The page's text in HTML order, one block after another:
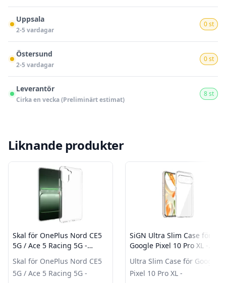
Uppsala
2-5 vardagar
0 st
Östersund
2-5 vardagar
0 st
Leverantör
Cirka en vecka (Preliminärt estimat)
8 st
Liknande produkter
Skal för OnePlus Nord CE5
5G / Ace 5 Racing 5G -
Skal för OnePlus Nord CE5
5G / Ace 5 Racing 5G -
SiGN Ultra Slim Case för
Google Pixel 10 Pro XL -
Ultra Slim Case för Google
Pixel 10 Pro XL -